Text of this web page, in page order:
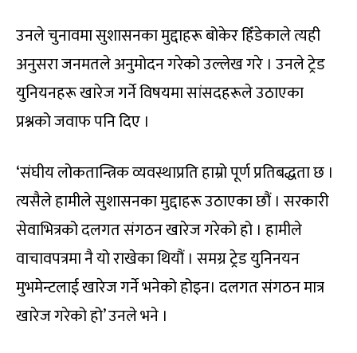
उनले चुनावमा सुशासनका मुद्दाहरू बोकेर हिँडेकाले त्यही
अनुसरा जनमतले अनुमोदन गरेको उल्लेख गरे । उनले ट्रेड
युनियनहरू खारेज गर्ने विषयमा सांसदहरूले उठाएका
प्रश्नको जवाफ पनि दिए ।
‘संघीय लोकतान्त्रिक व्यवस्थाप्रति हाम्रो पूर्ण प्रतिबद्धता छ ।
त्यसैले हामीले सुशासनका मुद्दाहरू उठाएका छौं । सरकारी
सेवाभित्रको दलगत संगठन खारेज गरेको हो । हामीले
वाचावपत्रमा नै यो राखेका थियौं । समग्र ट्रेड युनिनयन
मुभमेन्टलाई खारेज गर्ने भनेको होइन। दलगत संगठन मात्र
खारेज गरेको हो’ उनले भने ।